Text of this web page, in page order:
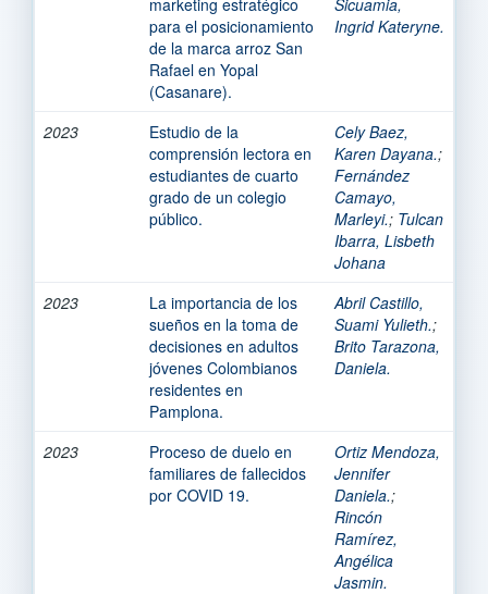
para el posicionamiento
de la marca arroz San
Rafael en Yopal
(Casanare).
Ingrid Kateryne.
2023
Estudio de la
comprensión lectora en
estudiantes de cuarto
grado de un colegio
público.
Cely Baez,
Karen Dayana.;
Fernández
Camayo,
Marleyi.; Tulcan
Ibarra, Lisbeth
Johana
2023
La importancia de los
sueños en la toma de
decisiones en adultos
jóvenes Colombianos
residentes en
Pamplona.
Abril Castillo,
Suami Yulieth.;
Brito Tarazona,
Daniela.
2023
Proceso de duelo en
familiares de fallecidos
por COVID 19.
Ortiz Mendoza,
Jennifer
Daniela.;
Rincón
Ramírez,
Angélica
Jasmin.